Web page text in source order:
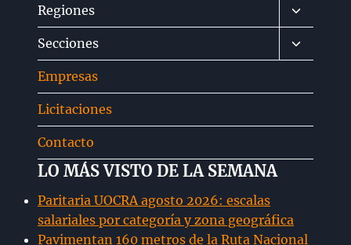
Regiones
Alternar
menú
hijo
Secciones
Alternar
menú
Empresas
Licitaciones
Contacto
LO MÁS VISTO DE LA SEMANA
Paritaria UOCRA agosto 2026: escalas
salariales por categoría y zona geográfica
Pavimentan 160 metros de la Ruta Nacional